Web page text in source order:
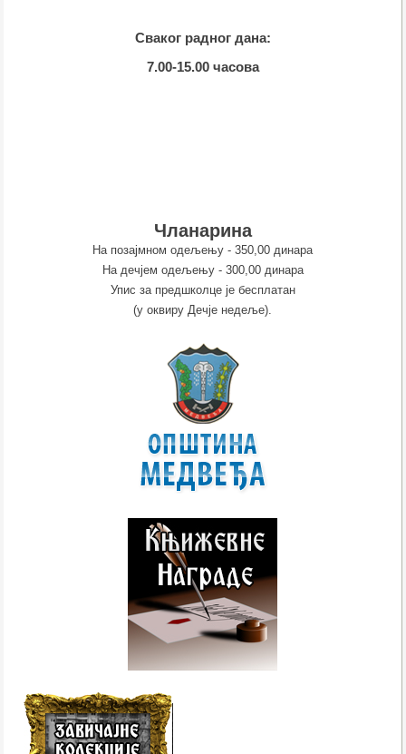
Сваког радног дана:
7.00-15.00 часова
Чланарина
На позајмном одељењу - 350,00 динара
На дечјем одељењу - 300,00 динара
Упис за предшколце је бесплатан
(у оквиру Дечје недеље).